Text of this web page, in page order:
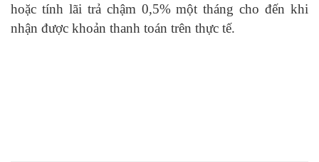
hoặc tính lãi trả chậm 0,5% một tháng cho đến khi
nhận được khoản thanh toán trên thực tế.